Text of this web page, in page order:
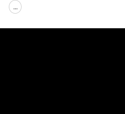
...